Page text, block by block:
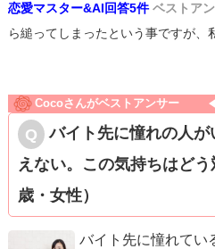
恋愛マスター&AI回答5件 ベストア
ら縋ってしまったという事ですが、
Cocoさんがベストアンサー
バイト先に憧れの人
えない。この気持ちはど
歳・女性）
バイト先に憧れてい